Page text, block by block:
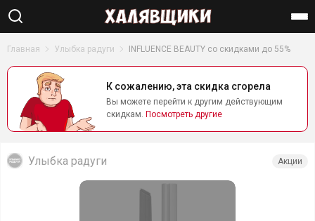
Найти
Главная Улыбка радуги INFLUENCE BEAUTY со скидками до 55%
К сожалению, эта скидка сгорела
Вы можете перейти к другим действующим
скидкам. Посмотреть другие
Улыбка радуги Акции